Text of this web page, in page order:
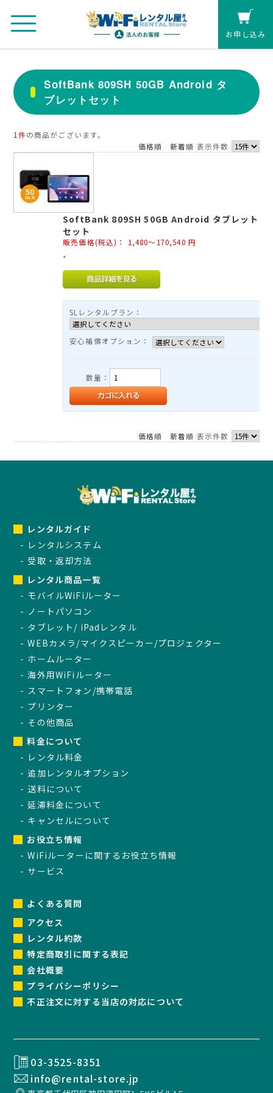
お申し込み
法人のお客さまマイページ
個人の方(クレジットカード払い)
お申し込み
TEL：03-3525-8351
平日 10:00-19:00 土日祝11:00-18:00
東京都千代田区神田須田町1-5 KSビル2F
SoftBank 809SH 50GB Android タ
ブレットセット
1件の商品がございます。
価格順
新着順 表示件数
SoftBank 809SH 50GB Android タブレット
セット
販売価格(税込)： 1,480～170,540 円
*
SLレンタルプラン：
安心補償オプション：
数量：
価格順 新着順 表示件数
レンタルガイド
レンタルシステム
受取・返却方法
レンタル商品一覧
モバイルWiFiルーター
ノートパソコン
タブレット/ iPadレンタル
WEBカメラ/マイクスピーカー/プロジェクター
ホームルーター
海外用WiFiルーター
スマートフォン/携帯電話
プリンター
その他商品
料金について
レンタル料金
追加レンタルオプション
送料について
延滞料金について
キャンセルについて
お役立ち情報
WiFiルーターに関するお役立ち情報
サービス
よくある質問
アクセス
レンタル約款
特定商取引に関する表記
会社概要
プライバシーポリシー
不正注文に対する当店の対応について
03-3525-8351
info@rental-store.jp